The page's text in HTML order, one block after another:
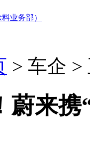
> 车企 >
蔚来